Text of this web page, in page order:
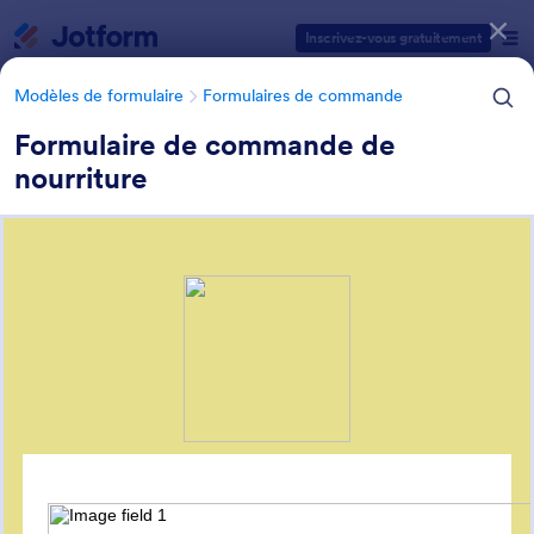
Inscrivez-vous gratuitement
Modèles de formulaire Formulaires de commande
Formulaire de commande de
nourriture
Formulaire de commande pour
Catégories des modèles de formulaires